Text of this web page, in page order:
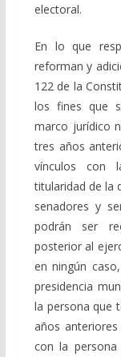
electoral.
En lo que
reforman y
122 de la
los fines que
marco jurídico
tres años
vínculos con
titularidad de la
senadores y
podrán ser
posterior al
en ningún
presidencia
la persona que
años
con la